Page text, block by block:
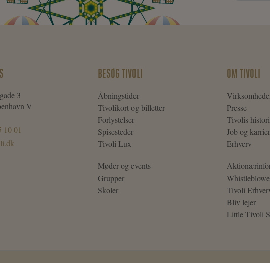
3
V
10 01
BESØG TIVOLI
Åbningstider
Tivolikort og billetter
Forlystelser
Spisesteder
Tivoli Lux
Møder og events
Grupper
Skoler
OM TIVOLI
Presse
Tivolis
Job og
Erhverv
Tivoli
Bliv lejer
Little Tivoli